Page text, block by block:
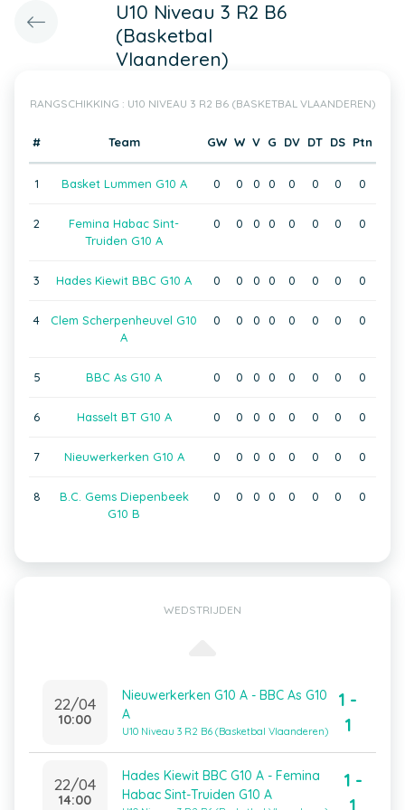
U10 Niveau 3 R2 B6
(Basketbal
Vlaanderen)
RANGSCHIKKING : U10 NIVEAU 3 R2 B6 (BASKETBAL VLAANDEREN)
# Team GW W V G DV DT DS Ptn
1 Basket Lummen G10 A 0 0 0 0 0 0 0 0
2
Femina Habac Sint-
Truiden G10 A
0 0 0 0 0 0 0 0
3 Hades Kiewit BBC G10 A 0 0 0 0 0 0 0 0
4
Clem Scherpenheuvel G10
A
0 0 0 0 0 0 0 0
5 BBC As G10 A 0 0 0 0 0 0 0 0
6 Hasselt BT G10 A 0 0 0 0 0 0 0 0
7 Nieuwerkerken G10 A 0 0 0 0 0 0 0 0
8
B.C. Gems Diepenbeek
G10 B
0 0 0 0 0 0 0 0
WEDSTRIJDEN
22/04
10:00
Nieuwerkerken G10 A - BBC As G10
A
U10 Niveau 3 R2 B6 (Basketbal Vlaanderen)
1 -
1
22/04
14:00
Hades Kiewit BBC G10 A - Femina
Habac Sint-Truiden G10 A
1 -
1